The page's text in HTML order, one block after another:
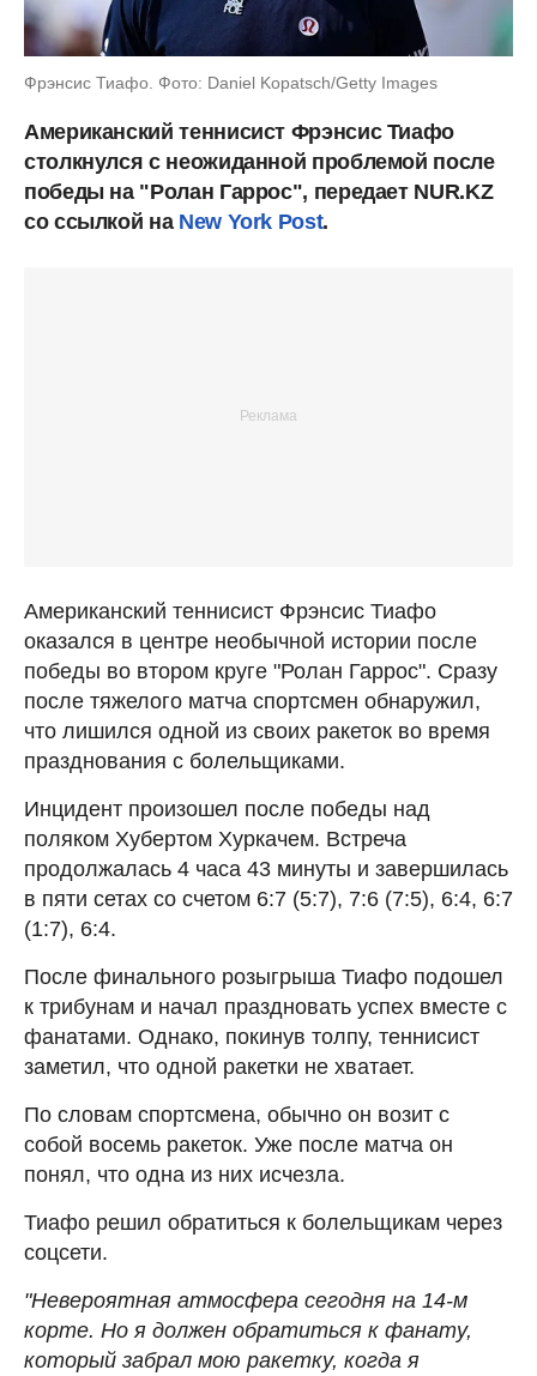
Фрэнсис Тиафо. Фото: Daniel Kopatsch/Getty Images
Американский теннисист Фрэнсис Тиафо
столкнулся с неожиданной проблемой после
победы на "Ролан Гаррос", передает NUR.KZ
со ссылкой на New York Post.
Американский теннисист Фрэнсис Тиафо
оказался в центре необычной истории после
победы во втором круге "Ролан Гаррос". Сразу
после тяжелого матча спортсмен обнаружил,
что лишился одной из своих ракеток во время
празднования с болельщиками.
Инцидент произошел после победы над
поляком Хубертом Хуркачем. Встреча
продолжалась 4 часа 43 минуты и завершилась
в пяти сетах со счетом 6:7 (5:7), 7:6 (7:5), 6:4, 6:7
(1:7), 6:4.
После финального розыгрыша Тиафо подошел
к трибунам и начал праздновать успех вместе с
фанатами. Однако, покинув толпу, теннисист
заметил, что одной ракетки не хватает.
По словам спортсмена, обычно он возит с
собой восемь ракеток. Уже после матча он
понял, что одна из них исчезла.
Тиафо решил обратиться к болельщикам через
соцсети.
"Невероятная атмосфера сегодня на 14-м
корте. Но я должен обратиться к фанату,
который забрал мою ракетку, когда я